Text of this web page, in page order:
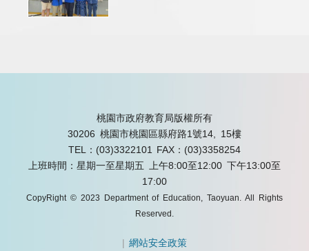
桃園市政府教育局版權所有
30206 桃園市桃園區縣府路1號14, 15樓
TEL：(03)3322101
FAX：(03)3358254
上班時間：星期一至星期五 上午8:00至12:00 下午13:00至
17:00
CopyRight © 2023 Department of Education, Taoyuan. All Rights
Reserved.
|網站安全政策